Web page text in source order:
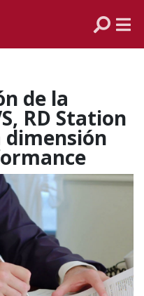
de la
RD Station